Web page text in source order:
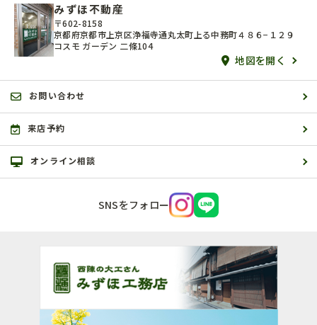
みずほ不動産
〒602-8158
京都府京都市上京区浄福寺通丸太町上る中務町４８６−１２９
コスモ ガーデン 二條104
地図を開く
お問い合わせ
来店予約
オンライン相談
SNSをフォロー